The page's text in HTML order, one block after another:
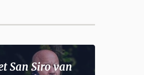
San Siro van